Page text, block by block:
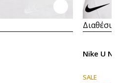
Nike U NK
SALE